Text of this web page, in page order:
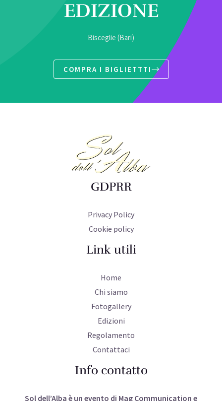
EDIZIONE
Bisceglie (Bari)
COMPRA I BIGLIETTTI
GDPRR
Privacy Policy
Cookie policy
Link utili
Home
Chi siamo
Fotogallery
Edizioni
Regolamento
Contattaci
Info contatto
Sol dell’Alba è un evento di Mag Communication e